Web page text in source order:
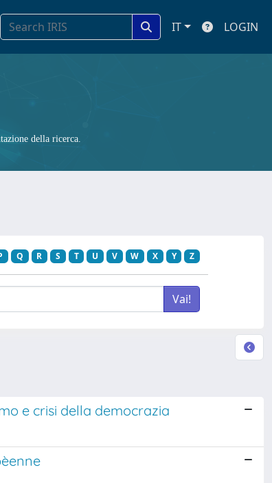
IT LOGIN
della ricerca.
Q R S T U V W X Y Z
e crisi della democrazia